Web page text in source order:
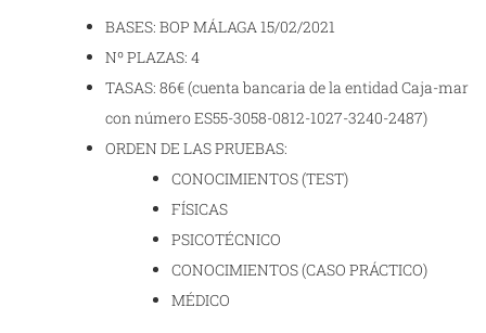
BASES: BOP MÁLAGA 15/02/2021
Nº PLAZAS: 4
TASAS: 86€ (cuenta bancaria de la entidad Caja-mar
con número ES55-3058-0812-1027-3240-2487)
ORDEN DE LAS PRUEBAS:
CONOCIMIENTOS (TEST)
FÍSICAS
PSICOTÉCNICO
CONOCIMIENTOS (CASO PRÁCTICO)
MÉDICO